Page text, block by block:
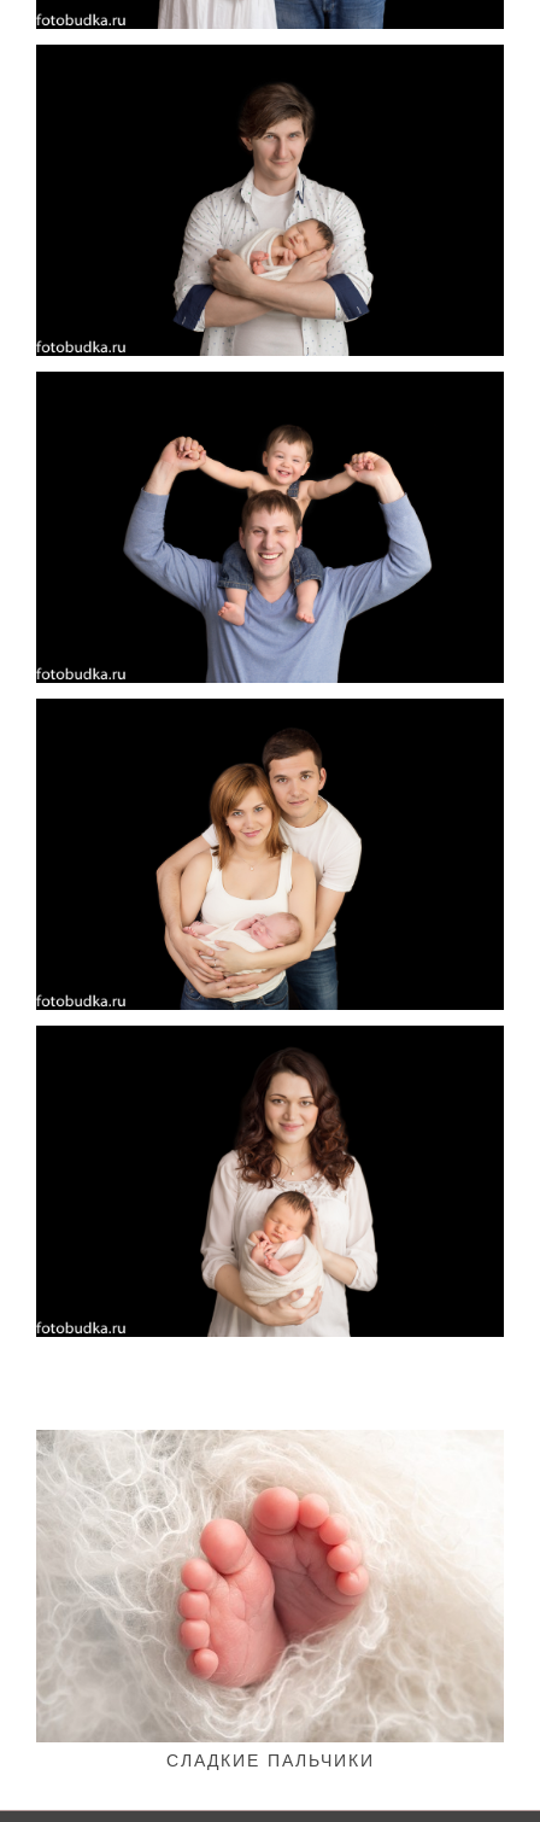
СЛАДКИЕ ПАЛЬЧИКИ